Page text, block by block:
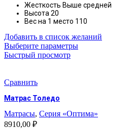
Жесткость Выше средней
Высота 20
Вес на 1 место 110
Добавить в список желаний
Выберите параметрыЭтот
на
Быстрый просмотр
Сравнить
Матрас Толедо
Матрасы, Серия «Оптима»
8910,00 ₽